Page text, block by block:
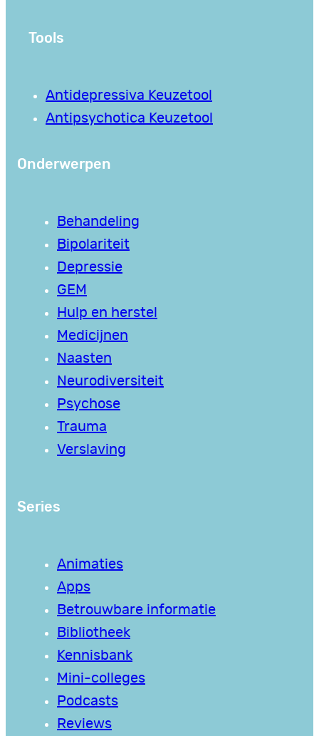
Tools
Antidepressiva Keuzetool
Antipsychotica Keuzetool
Onderwerpen
Behandeling
Bipolariteit
Depressie
GEM
Hulp en herstel
Medicijnen
Naasten
Neurodiversiteit
Psychose
Trauma
Verslaving
Series
Animaties
Apps
Betrouwbare informatie
Bibliotheek
Kennisbank
Mini-colleges
Podcasts
Reviews